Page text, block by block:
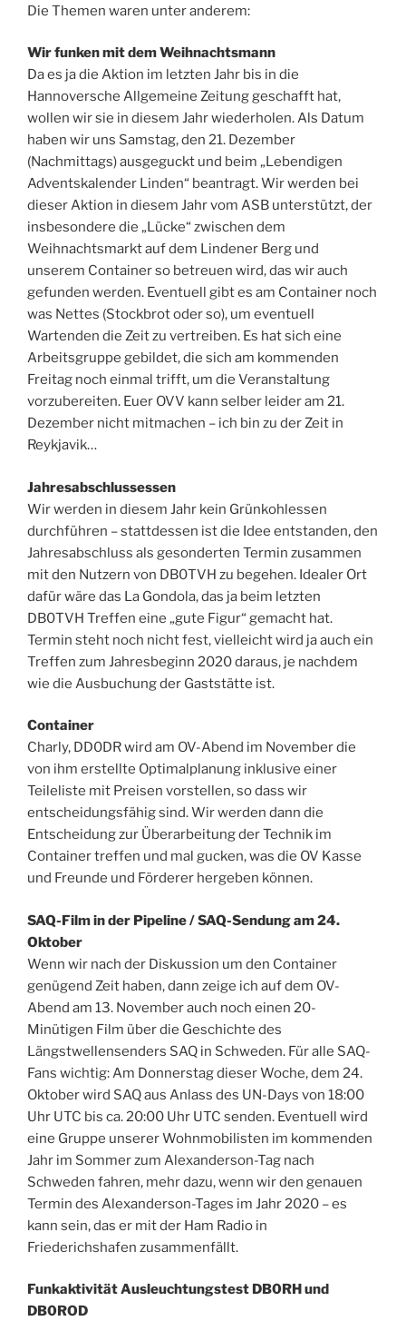
Die Themen waren unter anderem:
Wir funken mit dem Weihnachtsmann
Da es ja die Aktion im letzten Jahr bis in die
Hannoversche Allgemeine Zeitung geschafft hat,
wollen wir sie in diesem Jahr wiederholen. Als Datum
haben wir uns Samstag, den 21. Dezember
(Nachmittags) ausgeguckt und beim „Lebendigen
Adventskalender Linden“ beantragt. Wir werden bei
dieser Aktion in diesem Jahr vom ASB unterstützt, der
insbesondere die „Lücke“ zwischen dem
Weihnachtsmarkt auf dem Lindener Berg und
unserem Container so betreuen wird, das wir auch
gefunden werden. Eventuell gibt es am Container noch
was Nettes (Stockbrot oder so), um eventuell
Wartenden die Zeit zu vertreiben. Es hat sich eine
Arbeitsgruppe gebildet, die sich am kommenden
Freitag noch einmal trifft, um die Veranstaltung
vorzubereiten. Euer OVV kann selber leider am 21.
Dezember nicht mitmachen – ich bin zu der Zeit in
Reykjavik…
Jahresabschlussessen
Wir werden in diesem Jahr kein Grünkohlessen
durchführen – stattdessen ist die Idee entstanden, den
Jahresabschluss als gesonderten Termin zusammen
mit den Nutzern von DB0TVH zu begehen. Idealer Ort
dafür wäre das La Gondola, das ja beim letzten
DB0TVH Treffen eine „gute Figur“ gemacht hat.
Termin steht noch nicht fest, vielleicht wird ja auch ein
Treffen zum Jahresbeginn 2020 daraus, je nachdem
wie die Ausbuchung der Gaststätte ist.
Container
Charly, DD0DR wird am OV-Abend im November die
von ihm erstellte Optimalplanung inklusive einer
Teileliste mit Preisen vorstellen, so dass wir
entscheidungsfähig sind. Wir werden dann die
Entscheidung zur Überarbeitung der Technik im
Container treffen und mal gucken, was die OV Kasse
und Freunde und Förderer hergeben können.
SAQ-Film in der Pipeline / SAQ-Sendung am 24.
Oktober
Wenn wir nach der Diskussion um den Container
genügend Zeit haben, dann zeige ich auf dem OV-
Abend am 13. November auch noch einen 20-
Minütigen Film über die Geschichte des
Längstwellensenders SAQ in Schweden. Für alle SAQ-
Fans wichtig: Am Donnerstag dieser Woche, dem 24.
Oktober wird SAQ aus Anlass des UN-Days von 18:00
Uhr UTC bis ca. 20:00 Uhr UTC senden. Eventuell wird
eine Gruppe unserer Wohnmobilisten im kommenden
Jahr im Sommer zum Alexanderson-Tag nach
Schweden fahren, mehr dazu, wenn wir den genauen
Termin des Alexanderson-Tages im Jahr 2020 – es
kann sein, das er mit der Ham Radio in
Friederichshafen zusammenfällt.
Funkaktivität Ausleuchtungstest DB0RH und
DB0ROD